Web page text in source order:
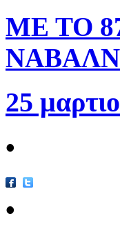
ΜΕ ΤΟ
25
•
•